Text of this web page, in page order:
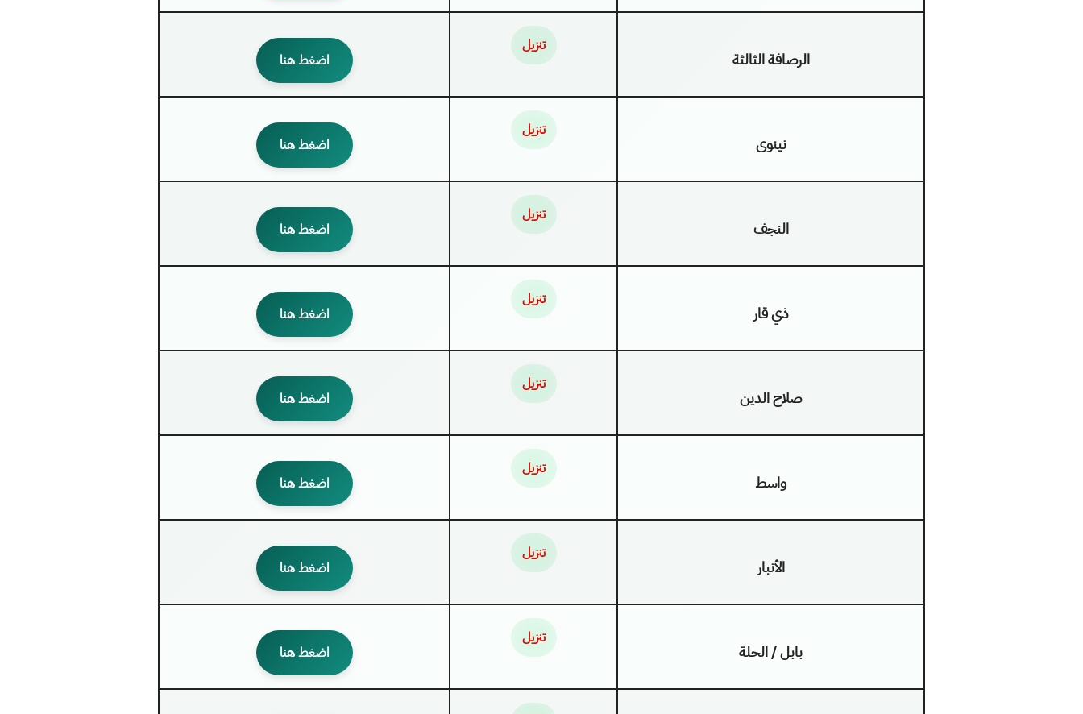
الرصافة الثالثة
تنزيل
اضغط هنا
نينوى
تنزيل
اضغط هنا
النجف
تنزيل
اضغط هنا
ذي قار
تنزيل
اضغط هنا
صلاح الدين
تنزيل
اضغط هنا
واسط
تنزيل
اضغط هنا
الأنبار
تنزيل
اضغط هنا
بابل / الحلة
تنزيل
اضغط هنا